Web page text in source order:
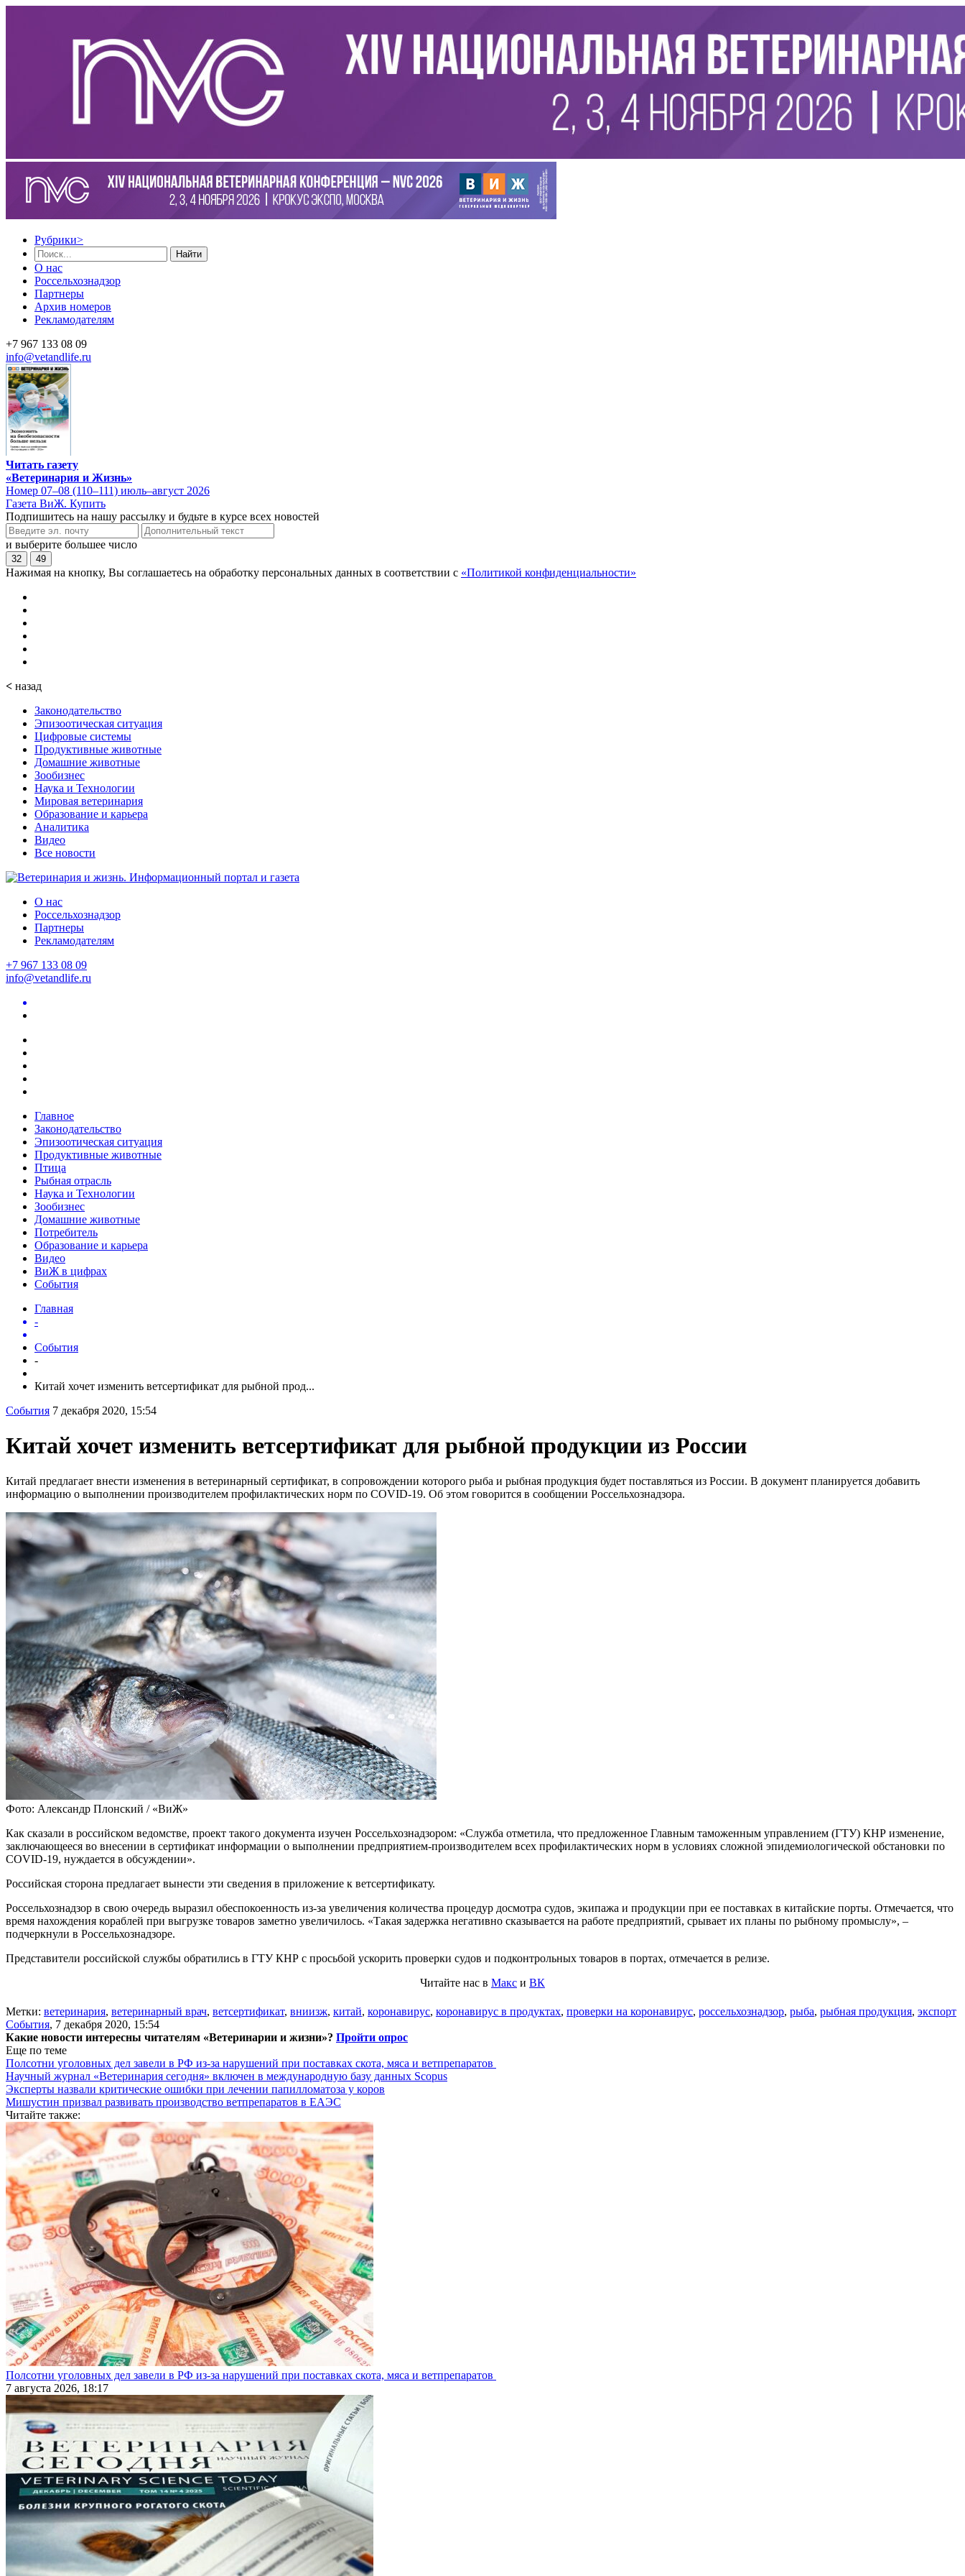
Рубрики>
Найти
О нас
Россельхознадзор
Партнеры
Архив номеров
Рекламодателям
+7 967 133 08 09
info@vetandlife.ru
Читать газету
«Ветеринария и Жизнь»
Номер 07–08 (110–111) июль–август 2026
Газета ВиЖ. Купить
Подпишитесь на нашу рассылку и будьте в курсе всех новостей
и выберите большее число
32 49
Нажимая на кнопку, Вы соглашаетесь на обработку персональных данных в соответствии с «Политикой конфиденциальности»
< назад
Законодательство
Эпизоотическая ситуация
Цифровые системы
Продуктивные животные
Домашние животные
Зообизнес
Наука и Технологии
Мировая ветеринария
Образование и карьера
Аналитика
Видео
Все новости
О нас
Россельхознадзор
Партнеры
Рекламодателям
+7 967 133 08 09
info@vetandlife.ru
Главное
Законодательство
Эпизоотическая ситуация
Продуктивные животные
Птица
Рыбная отрасль
Наука и Технологии
Зообизнес
Домашние животные
Потребитель
Образование и карьера
Видео
ВиЖ в цифрах
События
Главная
-
События
-
Китай хочет изменить ветсертификат для рыбной прод...
События 7 декабря 2020, 15:54
Китай хочет изменить ветсертификат для рыбной продукции из России
Китай предлагает внести изменения в ветеринарный сертификат, в сопровождении которого рыба и рыбная продукция будет поставляться из России. В документ планируется добавить
информацию о выполнении производителем профилактических норм по COVID-19. Об этом говорится в сообщении Россельхознадзора.
Фото: Александр Плонский / «ВиЖ»
Как сказали в российском ведомстве, проект такого документа изучен Россельхознадзором: «Служба отметила, что предложенное Главным таможенным управлением (ГТУ) КНР изменение,
заключающееся во внесении в сертификат информации о выполнении предприятием-производителем всех профилактических норм в условиях сложной эпидемиологической обстановки по
COVID-19, нуждается в обсуждении».
Российская сторона предлагает вынести эти сведения в приложение к ветсертификату.
Россельхознадзор в свою очередь выразил обеспокоенность из-за увеличения количества процедур досмотра судов, экипажа и продукции при ее поставках в китайские порты. Отмечается, что
время нахождения кораблей при выгрузке товаров заметно увеличилось. «Такая задержка негативно сказывается на работе предприятий, срывает их планы по рыбному промыслу», –
подчеркнули в Россельхознадзоре.
Представители российской службы обратились в ГТУ КНР с просьбой ускорить проверки судов и подконтрольных товаров в портах, отмечается в релизе.
Читайте нас в Макс и ВК
Метки: ветеринария, ветеринарный врач, ветсертификат, вниизж, китай, коронавирус, коронавирус в продуктах, проверки на коронавирус, россельхознадзор, рыба, рыбная продукция, экспорт
События, 7 декабря 2020, 15:54
Какие новости интересны читателям «Ветеринарии и жизни»? Пройти опрос
Еще по теме
Полсотни уголовных дел завели в РФ из-за нарушений при поставках скота, мяса и ветпрепаратов
Научный журнал «Ветеринария сегодня» включен в международную базу данных Scopus
Эксперты назвали критические ошибки при лечении папилломатоза у коров
Мишустин призвал развивать производство ветпрепаратов в ЕАЭС
Читайте также:
Полсотни уголовных дел завели в РФ из-за нарушений при поставках скота, мяса и ветпрепаратов
7 августа 2026, 18:17